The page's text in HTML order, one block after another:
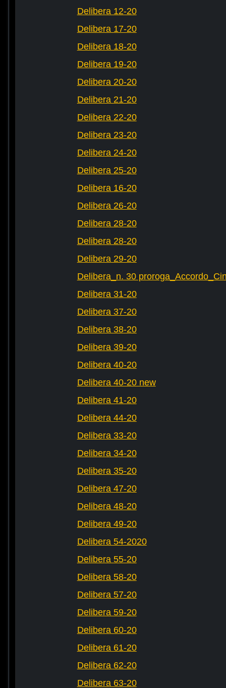
Delibera 12-20
Delibera 17-20
Delibera 18-20
Delibera 19-20
Delibera 20-20
Delibera 21-20
Delibera 22-20
Delibera 23-20
Delibera 24-20
Delibera 25-20
Delibera 16-20
Delibera 26-20
Delibera 28-20
Delibera 28-20
Delibera 29-20
Delibera_n. 30
Delibera 31-20
Delibera 37-20
Delibera 38-20
Delibera 39-20
Delibera 40-20
Delibera 40-20 new
Delibera 41-20
Delibera 44-20
Delibera 33-20
Delibera 34-20
Delibera 35-20
Delibera 47-20
Delibera 48-20
Delibera 49-20
Delibera 54-2020
Delibera 55-20
Delibera 58-20
Delibera 57-20
Delibera 59-20
Delibera 60-20
Delibera 61-20
Delibera 62-20
Delibera 63-20